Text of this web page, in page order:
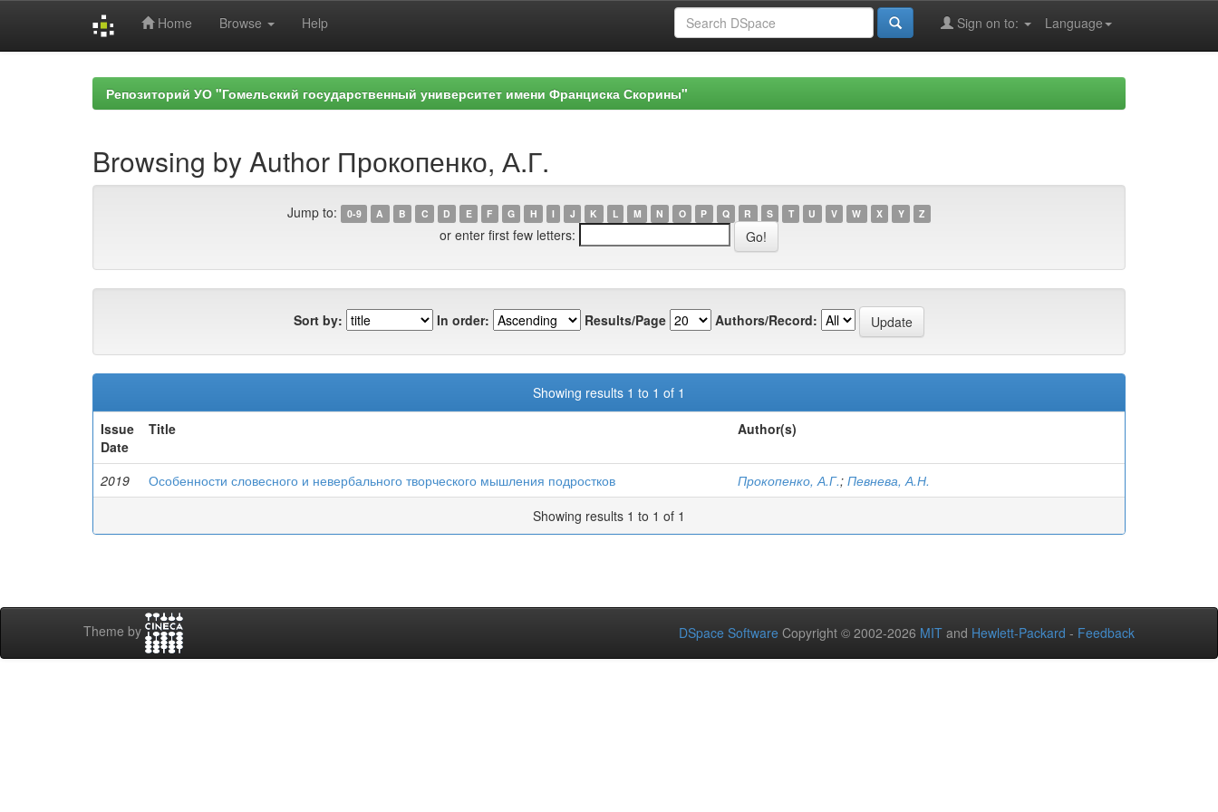
Home Browse Help Language
Sign on to:
Репозиторий УО "Гомельский государственный университет имени Франциска Скорины"
Browsing by Author Прокопенко, А.Г.
Jump to: 0-9 A B C D E F G H I J K L M N O P Q R S T U V W X Y Z
or enter first few letters:
Sort by: In order: Results/Page Authors/Record:
Showing results 1 to 1 of 1
Issue
Date
Title Author(s)
2019 Особенности словесного и невербального творческого мышления подростков Прокопенко, А.Г.; Певнева, А.Н.
Showing results 1 to 1 of 1
Theme by DSpace Software Copyright © 2002-2026 MIT and Hewlett-Packard - Feedback